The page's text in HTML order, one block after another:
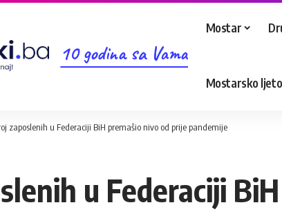
10 godina sa Vama
Mostar
Mostarsko ljeto
zaposlenih u Federaciji BiH premašio nivo od prije pandemije
u Federaciji